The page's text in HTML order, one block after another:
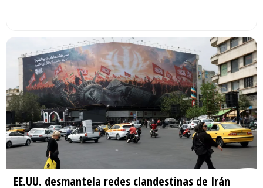
EE.UU. desmantela redes clandestinas de Irán